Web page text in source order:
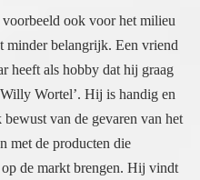
voorbeeld ook voor het milieu
orde maar niet minder belangrijk. Een vriend
maar heeft als hobby dat hij graag
Het is een soort ‘Willy Wortel’. Hij is handig en
als kweker ook bewust van de gevaren van het
gewassen en bomen met de producten die
en Monsanto op de markt brengen. Hij vindt
tijd een spuitmachine uit die zo efficiënt is
boer, 30% minder spuitstof ( lees vergif) nodig
te bespuiten met hetzelfde resultaat. Ook is
geen verwaaiing (emissie) van de spuitstof,
zeggen? De bio-buren van een spuitende boer
te hebben voor hun gewassen. Als dat geen
een schoner milieu, minder luchtvervuiling
minder dode bijen etc etc. Dus hij stapt met
plan en een schaalmodel naar de
van Wageningen. De broedplaats voor
in Nederland, en misschien ook wel in
schetste zijn verbazing. Ze zijn niet
ze wijzen hem af, en nee erger nog, ze gaan hem
Nederland krijgt hij dank zij deze organisatie (
door Bayer, en na de fusie ook Monsanto)
de grond. Hij leurt met zijn ideeën, nobody is